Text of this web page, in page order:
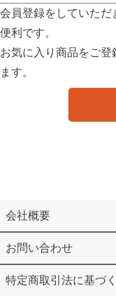
会員登録をしていただ
便利です。
お気に入り商品をご登
ます。
会社概要
お問い合わせ
特定商取引法に基づ